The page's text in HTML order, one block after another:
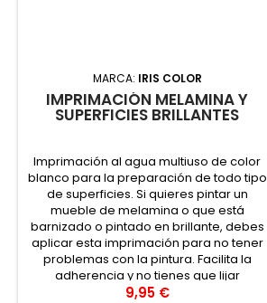
MARCA: IRIS COLOR
IMPRIMACIÓN MELAMINA Y
SUPERFICIES BRILLANTES
Imprimación al agua multiuso de color
blanco para la preparación de todo tipo
de superficies. Si quieres pintar un
mueble de melamina o que está
barnizado o pintado en brillante, debes
aplicar esta imprimación para no tener
problemas con la pintura. Facilita la
adherencia y no tienes que lijar
previamente.
9,95 €